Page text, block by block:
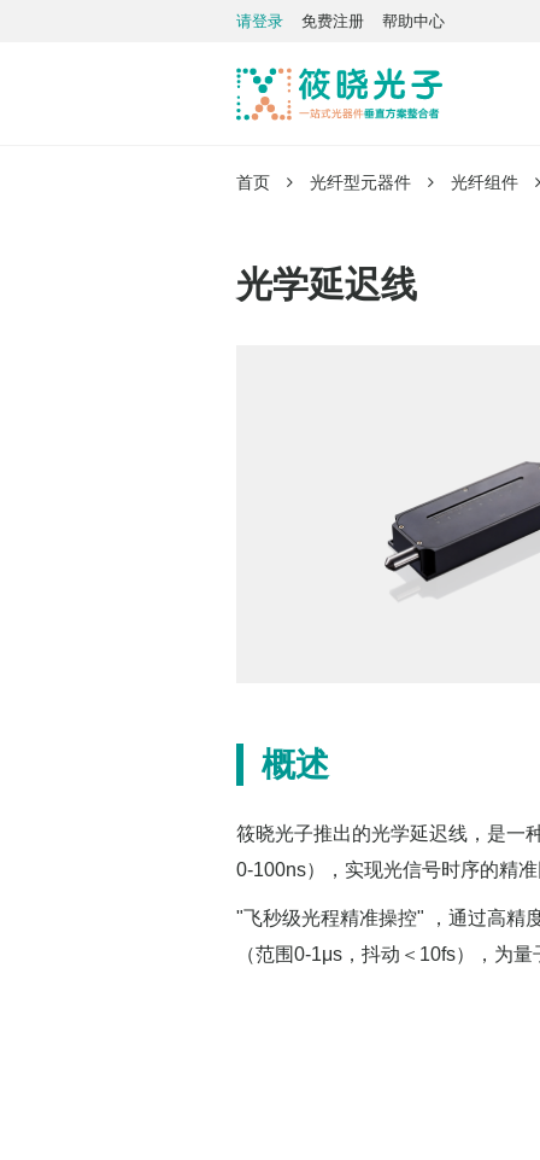
请登录 免费注册 帮助中心
首页 光纤型元器件 光纤组件
光学延迟线
概述
筱晓光子推出的光学延迟线，是一
0-100ns），实现光信号时序的精
"飞秒级光程精准操控" ，通过高精
（范围0-1μs，抖动＜10fs），为